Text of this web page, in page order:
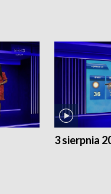
3 sierpnia